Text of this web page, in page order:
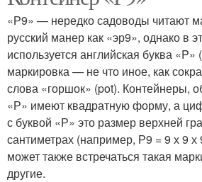
«Р9» — нередко садоводы читают
русский манер как «эр9», однако в
используется английская буква «P»
маркировка — не что иное, как
слова «горшок» (pot). Контейнеры,
«Р» имеют квадратную форму, а
с буквой «Р» это размер верхней
сантиметрах (например, Р9 = 9 х 9
может также встречаться такая
другие.